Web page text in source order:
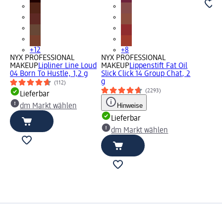
+12
NYX PROFESSIONAL
MAKEUPLipliner Line Loud
04 Born To Hustle, 1,2 g
(112)
Lieferbar
dm Markt wählen
+8
NYX PROFESSIONAL
MAKEUPLippenstift Fat Oil
Slick Click 14 Group Chat, 2
g
(2293)
Hinweise
Lieferbar
dm Markt wählen